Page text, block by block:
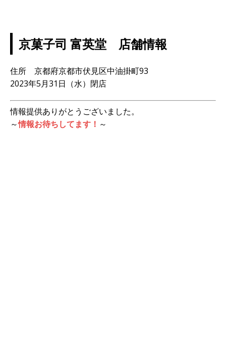
京菓子司 富英堂 店舗情報
住所 京都府京都市伏見区中油掛町93
2023年5月31日（水）閉店
情報提供ありがとうございました。
～情報お待ちしてます！ ～